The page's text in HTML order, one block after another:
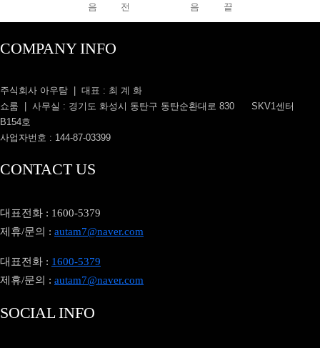
COMPANY INFO
주식회사 아우탐 | 대표 : 최 계 화
쇼룸 | 사무실 : 경기도 화성시 동탄구 동탄순환대로 830 SKV1센터
B154호
사업자번호 : 144-87-03399
CONTACT US
대표전화 : 1600-5379
제휴/문의 : autam7@naver.com
대표전화 : 1600-5379
제휴/문의 : autam7@naver.com
SOCIAL INFO